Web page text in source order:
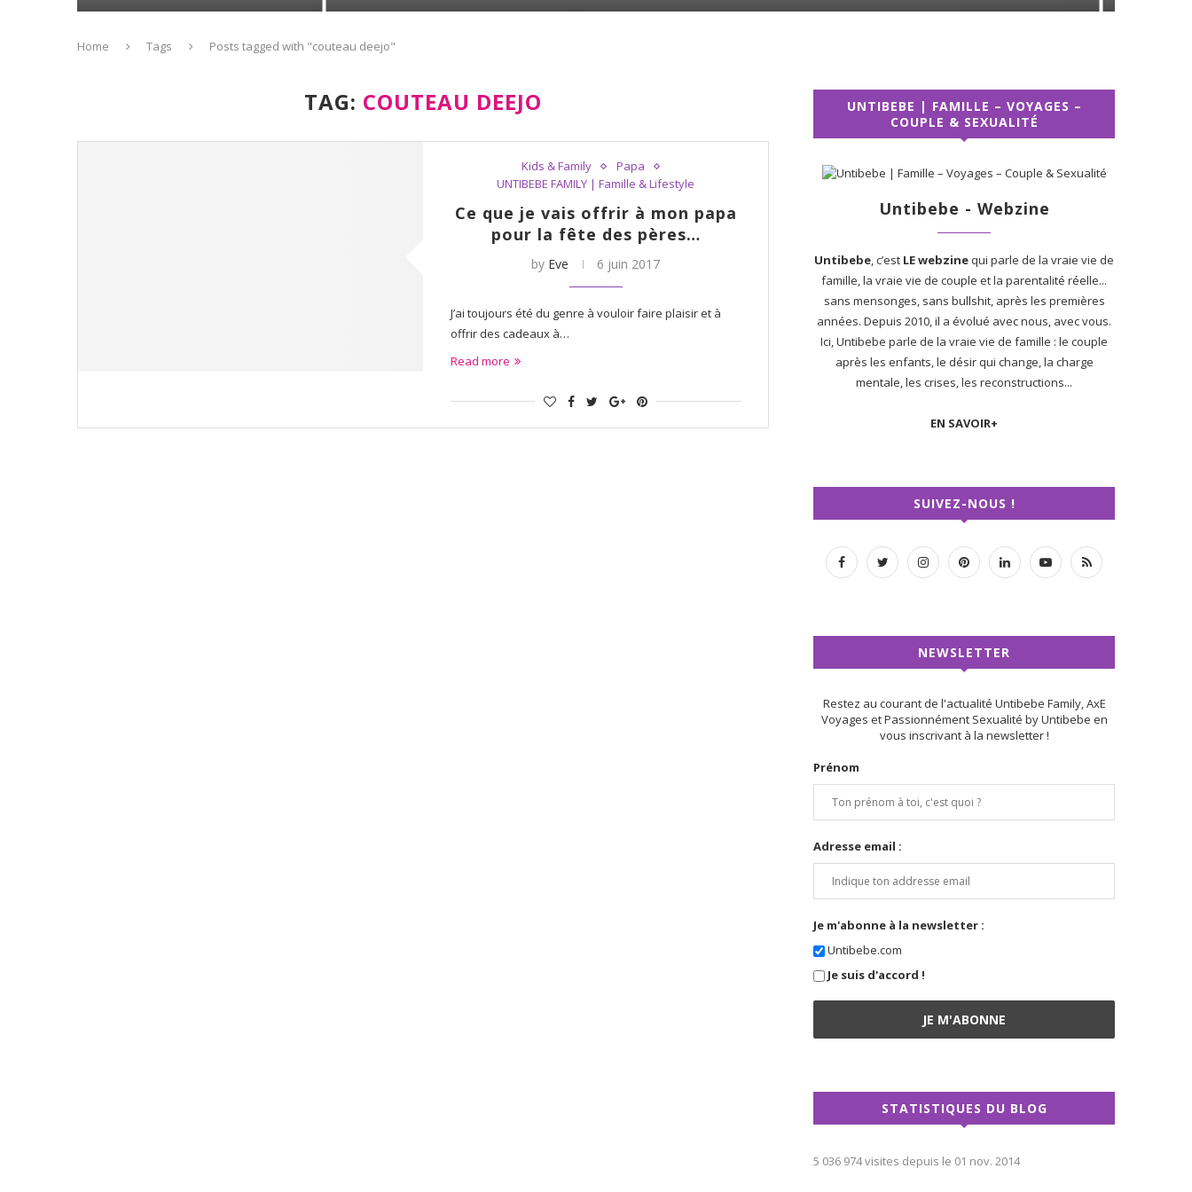
Home Tags Posts tagged with "couteau deejo"
TAG: COUTEAU DEEJO
Kids & Family
Papa
UNTIBEBE FAMILY | Famille & Lifestyle
Ce que je vais offrir à mon papa
pour la fête des pères…
by Eve 6 juin 2017
J’ai toujours été du genre à vouloir faire plaisir et à
offrir des cadeaux à…
Read more
UNTIBEBE | FAMILLE – VOYAGES –
COUPLE & SEXUALITÉ
Untibebe - Webzine
Untibebe, c’est LE webzinequi parle de la vraie vie de
famille, la vraie vie de couple et la parentalité réelle...
sans mensonges, sans bullshit, après les premières
années. Depuis 2010, il a évolué avec nous, avec vous.
Ici, Untibebe parle de la vraie vie de famille : le couple
après les enfants, le désir qui change, la charge
mentale, les crises, les reconstructions...
EN SAVOIR+
SUIVEZ-NOUS !
NEWSLETTER
Restez au courant de l'actualité Untibebe Family, AxE
Voyages et Passionnément Sexualité by Untibebe en
vous inscrivant à la newsletter !
Prénom
Adresse email :
Je m'abonne à la newsletter :
Untibebe.com
Je suis d'accord !
STATISTIQUES DU BLOG
5 036 974 visites depuis le 01 nov. 2014